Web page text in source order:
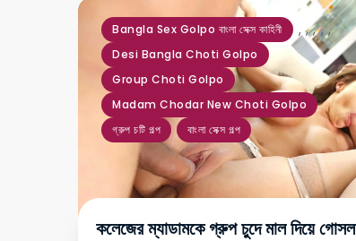
Bangla Sex Golpo বাংলা সেক্স কাহিনী ,
Desi Bangla Choti Golpo
,
Group Choti Golpo
,
Madam Chodar New Choti Golpo
,
গ্রুপ চটি গল্প
,
বাংলা সেক্স গল্প
কলেজের ম্যাডামকে গ্রুপ চুদে মাল দিয়ে গোসল